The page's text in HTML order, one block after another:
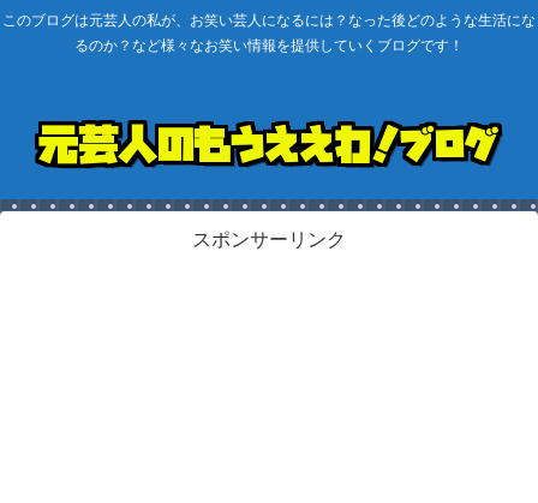
このブログは元芸人の私が、お笑い芸人になるには？なった後どのような生活にな
るのか？など様々なお笑い情報を提供していくブログです！
スポンサーリンク